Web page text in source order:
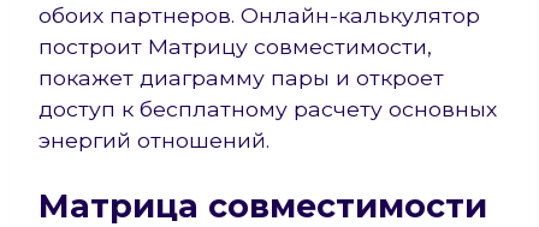
обоих партнеров. Онлайн-калькулятор
построит Матрицу совместимости,
покажет диаграмму пары и откроет
доступ к бесплатному расчету основных
энергий отношений.
Матрица совместимости